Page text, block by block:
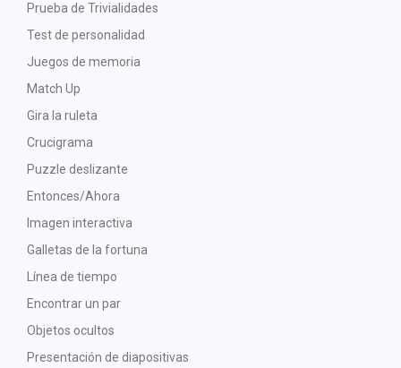
Prueba de Trivialidades
Test de personalidad
Juegos de memoria
Match Up
Gira la ruleta
Crucigrama
Puzzle deslizante
Entonces/Ahora
Imagen interactiva
Galletas de la fortuna
Línea de tiempo
Encontrar un par
Objetos ocultos
Presentación de diapositivas